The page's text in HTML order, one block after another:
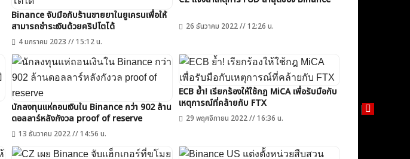
Binance จับมือกับร้านขายยาในยูเครนเพื่อให้
สามารถชำระเงินด้วยคริปโตได้
4 มกราคม 2023 // 15:12 น.
26 ธันวาคม 2022 // 12:26 น.
นักลงทุนแห่ถอนเงินใน Binance กว่า 902 ล้าน
ดอลลาร์หลังกังวล proof of reserve
13 ธันวาคม 2022 // 14:56 น.
ECB ย้ำ! เรียกร้องให้ใช้กฎ MiCA เพื่อรับมือกับ
เหตุการณ์ที่คล้ายกับ FTX
29 พฤศจิกายน 2022 // 16:36 น.